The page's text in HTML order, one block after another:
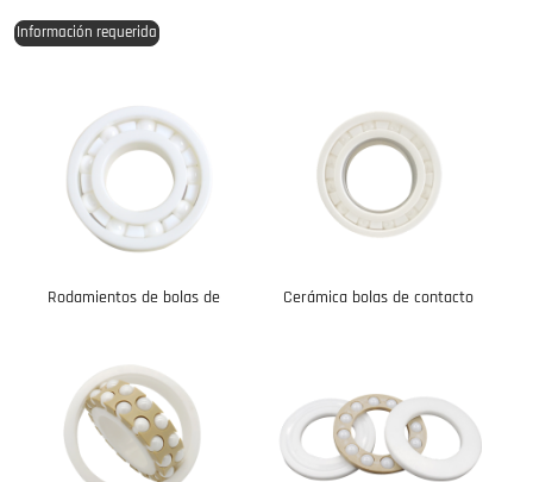
Información requerida
Rodamientos de bolas de
Cerámica bolas de contacto